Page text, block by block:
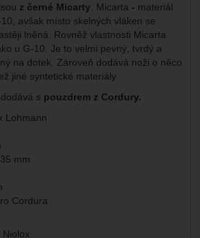
z černé Micarty . Micarta - materiál
avšak místo skelných vláken se
lněná. Rovněž vlastnosti Micarta
u G-10. Je to velmi pevný, tvrdý a
na dotek. Zároveň dodává noži o něco
jiné syntetické materiály.
s pouzdrem z Cordury.
Lohmann
mm
Cordura
Niolox